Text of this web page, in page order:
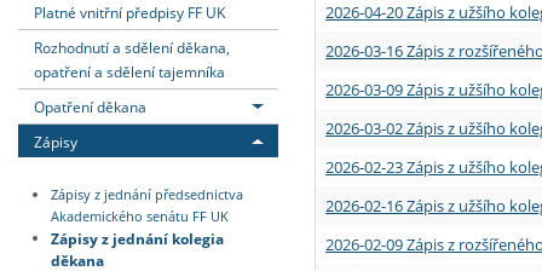
Platné vnitřní předpisy FF UK
Rozhodnutí a sdělení děkana,
opatření a sdělení tajemníka
Opatření děkana
Zápisy
Zápisy z jednání předsednictva
Akademického senátu FF UK
Zápisy z jednání kolegia
děkana
2026-04-20 Zápis z užšího
2026-03-16 Zápis z
2026-03-09 Zápis z užšího
2026-03-02 Zápis z užšího
2026-02-23 Zápis z užšího
2026-02-16 Zápis z užšího
2026-02-09 Zápis z